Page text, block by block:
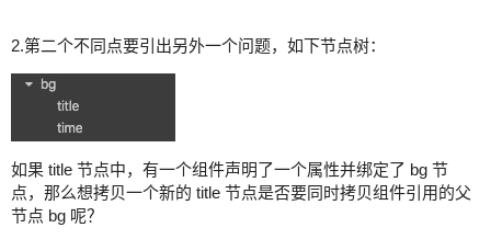
2.第二个不同点要引出另外一个问题，如下节点树：
如果 title 节点中，有一个组件声明了一个属性并绑定了 bg 节
点，那么想拷贝一个新的 title 节点是否要同时拷贝组件引用的父
节点 bg 呢？